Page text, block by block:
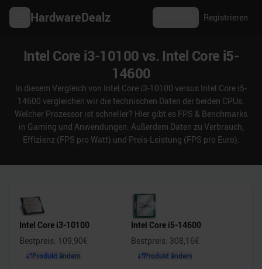
HardwareDealz Registrieren
Intel Core i3-10100 vs. Intel Core i5-
14600
In diesem Vergleich von Intel Core i3-10100 versus Intel Core i5-
14600 vergleichen wir die technischen Daten der beiden CPUs.
Welcher Prozessor ist schneller? Hier gibt es FPS & Benchmarks
in Gaming und Anwendungen. Außerdem Daten zu Verbrauch,
Effizienz (FPS pro Watt) und Preis-Leistung (FPS pro Euro).
Intel Core i3-10100
Bestpreis: 109,90€
Produkt ändern
Intel Core i5-14600
Bestpreis: 308,16€
Produkt ändern